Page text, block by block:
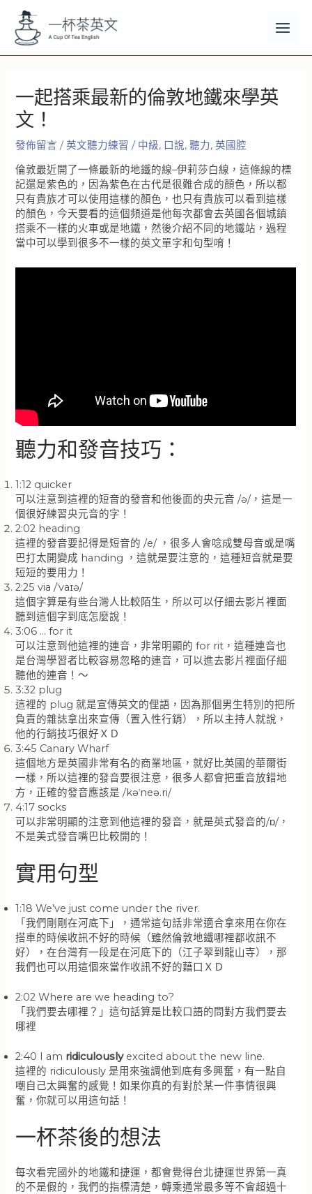
一起搭乘最新的倫敦地鐵來學英
文！
發佈留言 /英文聽力練習 / 中級, 口說,聽力,英國腔
倫敦最近開了一條最新的地鐵的線–伊莉莎白線，這條線的標
記還是紫色的，因為紫色在古代是很難合成的顏色，所以都
只有貴族才可以使用這樣的顏色，也只有貴族可以看到這樣
的顏色，今天要看的這個頻道是他每次都會去英國各個城鎮
搭乘不一樣的火車或是地鐵，然後介紹不同的地鐵站，過程
當中可以學到很多不一樣的英文單字和句型唷！
聽力和發音技巧：
1:12 quicker
可以注意到這裡的短音的發音和他後面的央元音 /ə/，這是一
個很好練習央元音的字！
2:02 heading
這裡的發音要記得是短音的 /e/ ，很多人會唸成雙母音或是嘴
巴打太開變成 handing ，這就是要注意的，這種短音就是要
短短的要用力！
2:25 via /ˈvaɪə/
這個字算是有些台灣人比較陌生，所以可以仔細去影片裡面
聽到這個字到底怎麼說！
3:06 … for it
可以注意到他這裡的連音，非常明顯的 for rit，這種連音也
是台灣學習者比較容易忽略的連音，可以進去影片裡面仔細
聽他的連音！～
3:32 plug
這裡的 plug 就是宣傳英文的俚語，因為那個男生特別的把所
負責的雜誌拿出來宣傳（置入性行銷），所以主持人就說，
他的行銷技巧很好ＸＤ
3:45 Canary Wharf
這個地方是英國非常有名的商業地區，就好比英國的華爾街
一樣，所以這裡的發音要很注意，很多人都會把重音放錯地
方，正確的發音應該是 /kəˈneə.ri/
4:17 socks
可以非常明顯的注意到他這裡的發音，就是英式發音的/ɒ/，
不是美式發音嘴巴比較開的！
實用句型
1:18 We’ve just come under the river.
「我們剛剛在河底下」，通常這句話非常適合拿來用在你在
搭車的時候收訊不好的時候（雖然倫敦地鐵哪裡都收訊不
好），在台灣有一段是在河底下的（江子翠到龍山寺），那
我們也可以用這個來當作收訊不好的藉口ＸＤ
2:02 Where are we heading to?
「我們要去哪裡？」這句話算是比較口語的問對方我們要去
哪裡
2:40 I am ridiculouslyexcited about the new line.
這裡的 ridiculously 是用來強調他到底有多興奮，有一點自
嘲自己太興奮的感覺！如果你真的有對於某一件事情很興
奮，你就可以用這句話！
一杯茶後的想法
每次看完國外的地鐵和捷運，都會覺得台北捷運世界第一真
的不是假的，我們的指標清楚，轉乘通常最多等不會超過十